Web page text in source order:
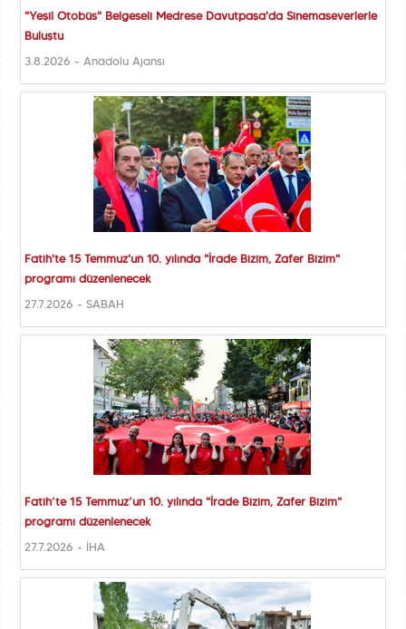
"Yeşil Otobüs" Belgeseli Medrese Davutpaşa'da Sinemaseverlerle
Buluştu
3.8.2026 - Anadolu Ajansı
Fatih'te 15 Temmuz'un 10. yılında "İrade Bizim, Zafer Bizim"
programı düzenlenecek
27.7.2026 - SABAH
Fatih’te 15 Temmuz’un 10. yılında "İrade Bizim, Zafer Bizim"
programı düzenlenecek
27.7.2026 - İHA